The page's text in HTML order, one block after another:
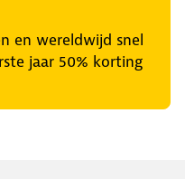
en wereldwijd snel
jaar 50% korting